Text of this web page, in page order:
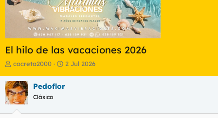
El hilo de las vacaciones 2026
I
i
c
i
a
d
cocreta2000
F
e
2 Jul 2026
Pedoflor
Clásico